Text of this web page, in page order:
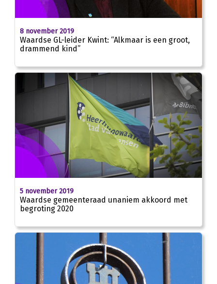
8 november 2019
Waardse GL-leider Kwint: “Alkmaar is een groot,
drammend kind”
5 november 2019
Waardse gemeenteraad unaniem akkoord met
begroting 2020